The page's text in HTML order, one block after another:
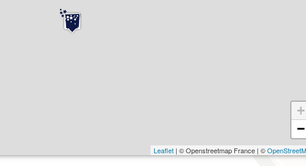
+
−
Leaflet| © Openstreetmap France | ©